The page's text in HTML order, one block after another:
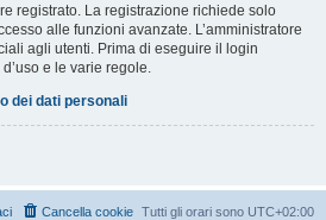
registrato. La registrazione richiede solo
alle funzioni avanzate. L’amministratore
agli utenti. Prima di eseguire il login
e le varie regole.
dei dati personali
Tutti gli orari sono UTC+02:00
Cancella cookie